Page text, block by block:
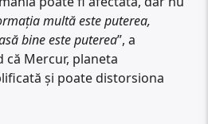
multă este puterea,
bine este puterea”, a
că Mercur, planeta
și poate distorsiona